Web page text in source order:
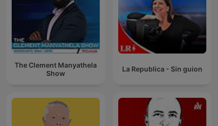
The Clement Manyathela
Show
La Republica - Sin guion